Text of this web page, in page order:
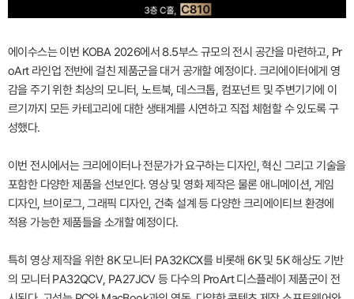
에이수스는 이번 KOBA 2026에서 8.5부스 규모의 전시 공간을 마련하고, Pr
oArt 라인업 전반에 걸친 제품군을 대거 공개할 예정이다. 크리에이터에게 영
감을 주기 위한 최상의 모니터, 노트북, 데스크톱, 컴포넌트 및 주변기기에 이
르기까지 모든 카테고리에 대한 생태계를 시연하고 직접 체험할 수 있도록 구
성했다.
이번 전시에서는 크리에이터나 전문가가 요구하는 디자인, 혁신 그리고 기술을
포함한 다양한 제품을 선보인다. 영상 및 영화 제작은 물론 애니메이션, 게임
디자인, 브이로그, 그래픽 디자인, 건축 설계 등 다양한 크리에이티브 환경에
적용 가능한 제품들을 소개할 예정이다.
특히 영상 제작을 위한 8K 모니터 PA32KCX를 비롯해 6K 및 5K 해상도 기반
의 모니터 PA32QCV, PA27JCV 등 다수의 ProArt 디스플레이 제품군이 전